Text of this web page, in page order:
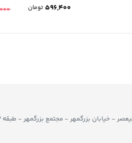
تومان
4,536,000
خیابان بزرگمهر - مجتمع بزرگمهر - طبقه ۲ - واحد ۲۰۲